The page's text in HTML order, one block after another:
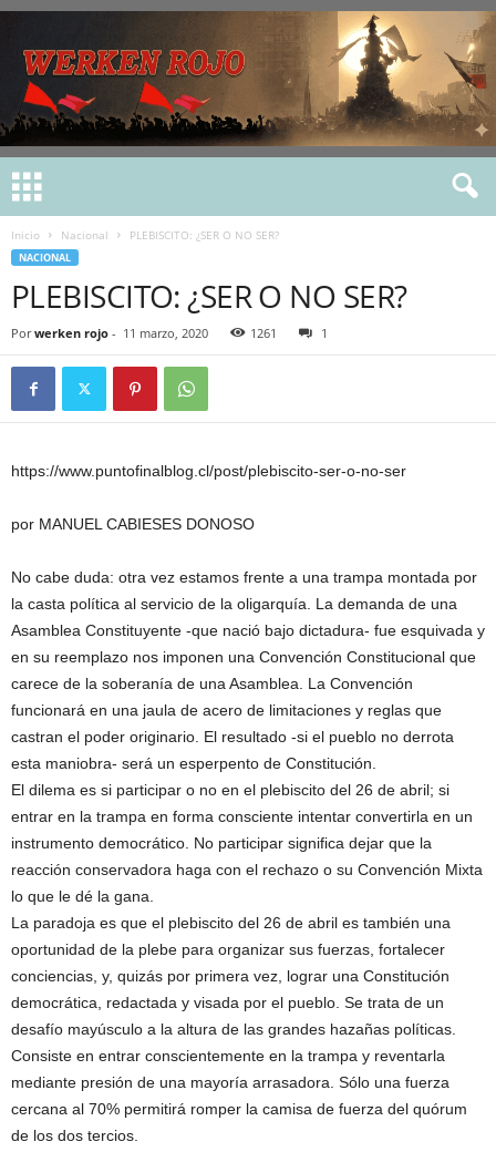
Inicio Nacional PLEBISCITO: ¿SER O NO SER?
NACIONAL
PLEBISCITO: ¿SER O NO SER?
Por werken rojo - 11 marzo, 2020 1261 1
https://www.puntofinalblog.cl/post/plebiscito-ser-o-no-ser
por MANUEL CABIESES DONOSO
No cabe duda: otra vez estamos frente a una trampa montada por
la casta política al servicio de la oligarquía. La demanda de una
Asamblea Constituyente -que nació bajo dictadura- fue esquivada y
en su reemplazo nos imponen una Convención Constitucional que
carece de la soberanía de una Asamblea. La Convención
funcionará en una jaula de acero de limitaciones y reglas que
castran el poder originario. El resultado -si el pueblo no derrota
esta maniobra- será un esperpento de Constitución.
El dilema es si participar o no en el plebiscito del 26 de abril; si
entrar en la trampa en forma consciente intentar convertirla en un
instrumento democrático. No participar significa dejar que la
reacción conservadora haga con el rechazo o su Convención Mixta
lo que le dé la gana.
La paradoja es que el plebiscito del 26 de abril es también una
oportunidad de la plebe para organizar sus fuerzas, fortalecer
conciencias, y, quizás por primera vez, lograr una Constitución
democrática, redactada y visada por el pueblo. Se trata de un
desafío mayúsculo a la altura de las grandes hazañas políticas.
Consiste en entrar conscientemente en la trampa y reventarla
mediante presión de una mayoría arrasadora. Sólo una fuerza
cercana al 70% permitirá romper la camisa de fuerza del quórum
de los dos tercios.